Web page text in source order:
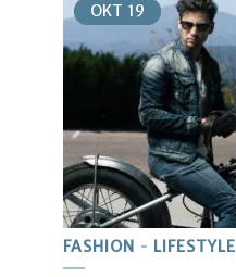
OKT 19
FASHION LIFESTYLE